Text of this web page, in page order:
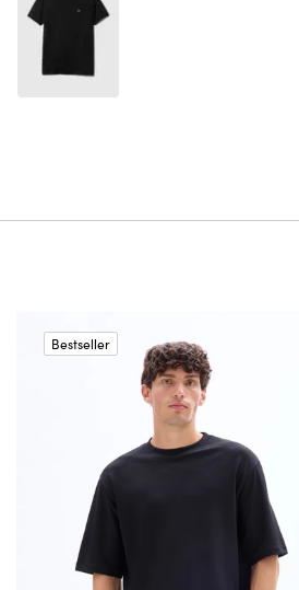
Bestseller